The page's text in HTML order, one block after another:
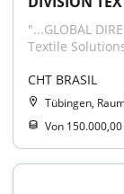
"...GLOBAL
Textile
CHT BRASIL
Tübingen,
Von